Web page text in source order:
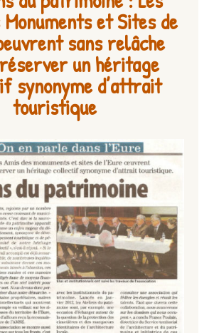
et Sites de
sans relâche
un héritage
synonyme d’attrait
touristique